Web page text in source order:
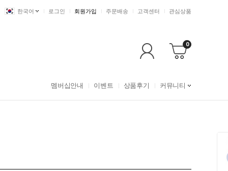
한국어 로그인 회원가입 주문배송 고객센터 관심상품
0
멤버십안내 이벤트 상품후기 커뮤니티